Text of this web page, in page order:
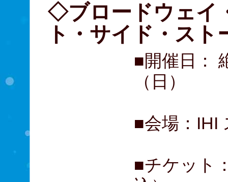
◇ブロードウェイ
ト・サイド・スト
■開催日：
（日）
■会場：IHI
■チケット